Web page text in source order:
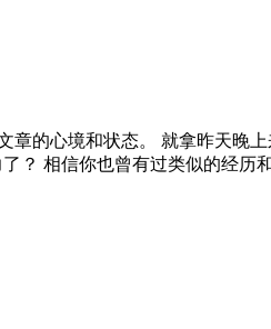
章的心境和状态。 就拿昨天晚
？ 相信你也曾有过类似的经历